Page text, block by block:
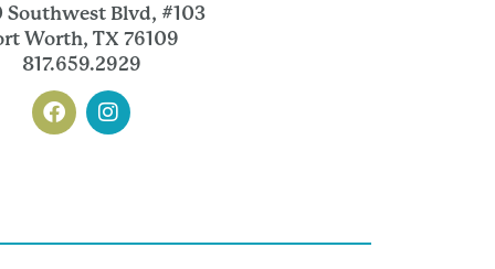
Southwest Blvd, #103
Worth, TX 76109
817.659.2929